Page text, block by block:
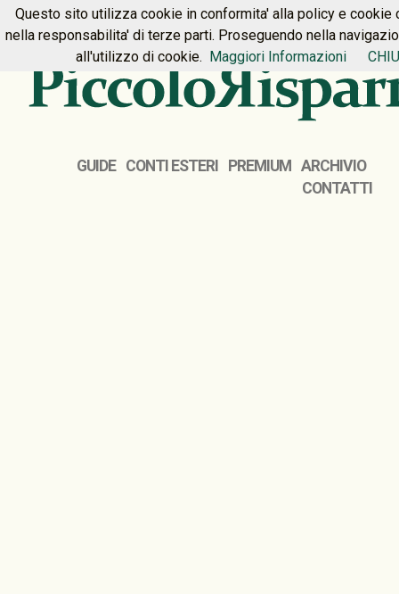
HOME PREMIUM CONTATTI
GUIDE CONTI ESTERI PREMIUM
ARCHIVIO
CONTATTI
Questo sito utilizza cookie in conformita' alla policy e cookie
nella responsabilita' di terze parti. Proseguendo nella
all'utilizzo di cookie. Maggiori Informazioni